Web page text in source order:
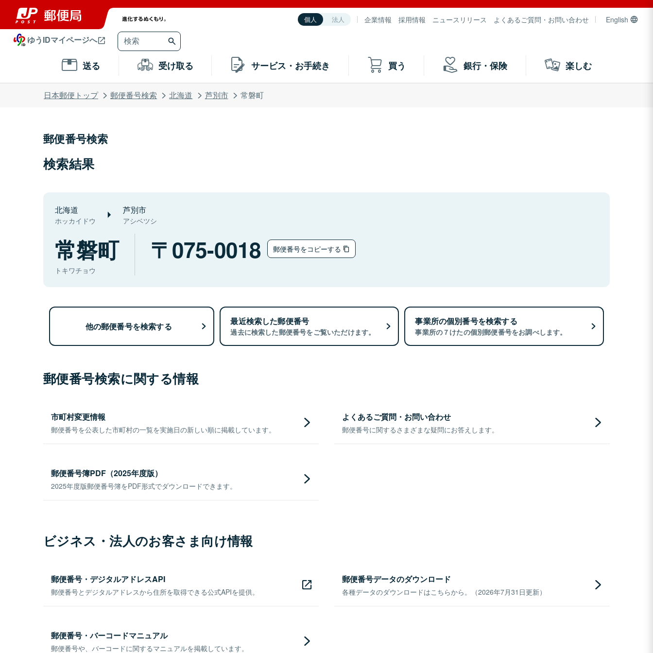
個人 法人 企業情報 採用情報 ニュースリリース よくあるご質問・お問い合わせ English
ゆうIDマイページへ
送る 受け取る サービス・お手続き 買う 銀行・保険 楽しむ
日本郵便トップ 郵便番号検索 北海道 芦別市 常磐町
郵便番号検索
検索結果
北海道
ホッカイドウ
芦別市
アシベツシ
常磐町
トキワチョウ
075-0018 郵便番号をコピーする
他の郵便番号を検索する 最近検索した郵便番号
過去に検索した郵便番号をご覧いただけます。
事業所の個別番号を検索する
事業所の７けたの個別郵便番号をお調べします。
郵便番号検索に関する情報
市町村変更情報
郵便番号を公表した市町村の一覧を実施日の新しい順に掲載しています。
よくあるご質問・お問い合わせ
郵便番号に関するさまざまな疑問にお答えします。
郵便番号簿PDF（2025年度版）
2025年度版郵便番号簿をPDF形式でダウンロードできます。
ビジネス・法人のお客さま向け情報
郵便番号・デジタルアドレスAPI
郵便番号とデジタルアドレスから住所を取得できる公式APIを提供。
郵便番号データのダウンロード
各種データのダウンロードはこちらから。（2026年7月31日更新）
郵便番号・バーコードマニュアル
郵便番号や、バーコードに関するマニュアルを掲載しています。